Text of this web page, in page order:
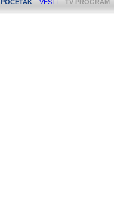
POČETAK VESTI TV PROGRAM